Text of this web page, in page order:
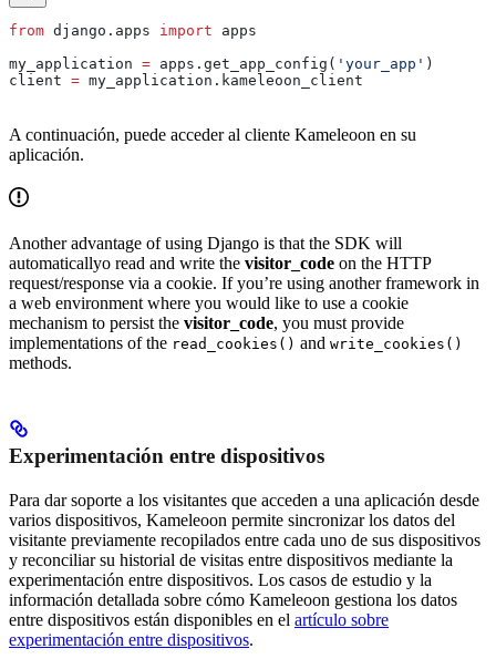
from django.apps import apps
my_application = apps.get_app_config( 'your_app' )
client = my_application.kameleoon_client
A continuación, puede acceder al cliente Kameleoon en su
aplicación.
Another advantage of using Django is that the SDK will
automaticallyo read and write the visitor_code on the HTTP
request/response via a cookie. If you’re using another framework in
a web environment where you would like to use a cookie
mechanism to persist the visitor_code, you must provide
implementations of the read_cookies() and write_cookies()
methods.
Experimentación entre dispositivos
Para dar soporte a los visitantes que acceden a una aplicación desde
varios dispositivos, Kameleoon permite sincronizar los datos del
visitante previamente recopilados entre cada uno de sus dispositivos
y reconciliar su historial de visitas entre dispositivos mediante la
experimentación entre dispositivos. Los casos de estudio y la
información detallada sobre cómo Kameleoon gestiona los datos
entre dispositivos están disponibles en el artículo sobre
experimentación entre dispositivos.